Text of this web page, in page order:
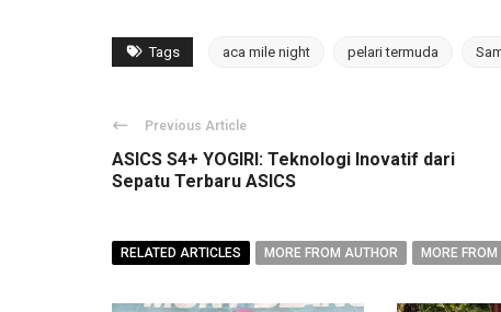
Tags aca mile night pelari termuda
Previous Article
ASICS S4+ YOGIRI: Teknologi Inovatif dari
Sepatu Terbaru ASICS
RELATED ARTICLES MORE FROM AUTHOR MORE